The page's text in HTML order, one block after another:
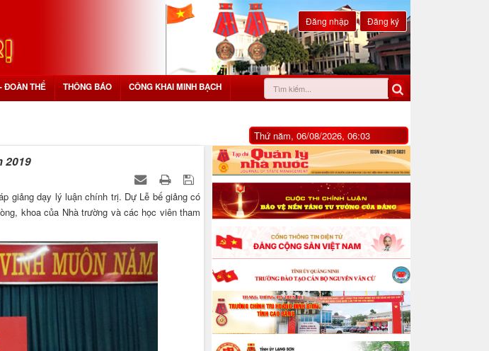
Đăng nhập Đăng ký
ĐOÀN THỂ THÔNG BÁO CÔNG KHAI MINH BẠCH
Thứ năm, 06/08/2026, 06:03
2019
giảng dạy lý luận chính trị. Dự Lễ bế giảng có
khoa của Nhà trường và các học viên tham